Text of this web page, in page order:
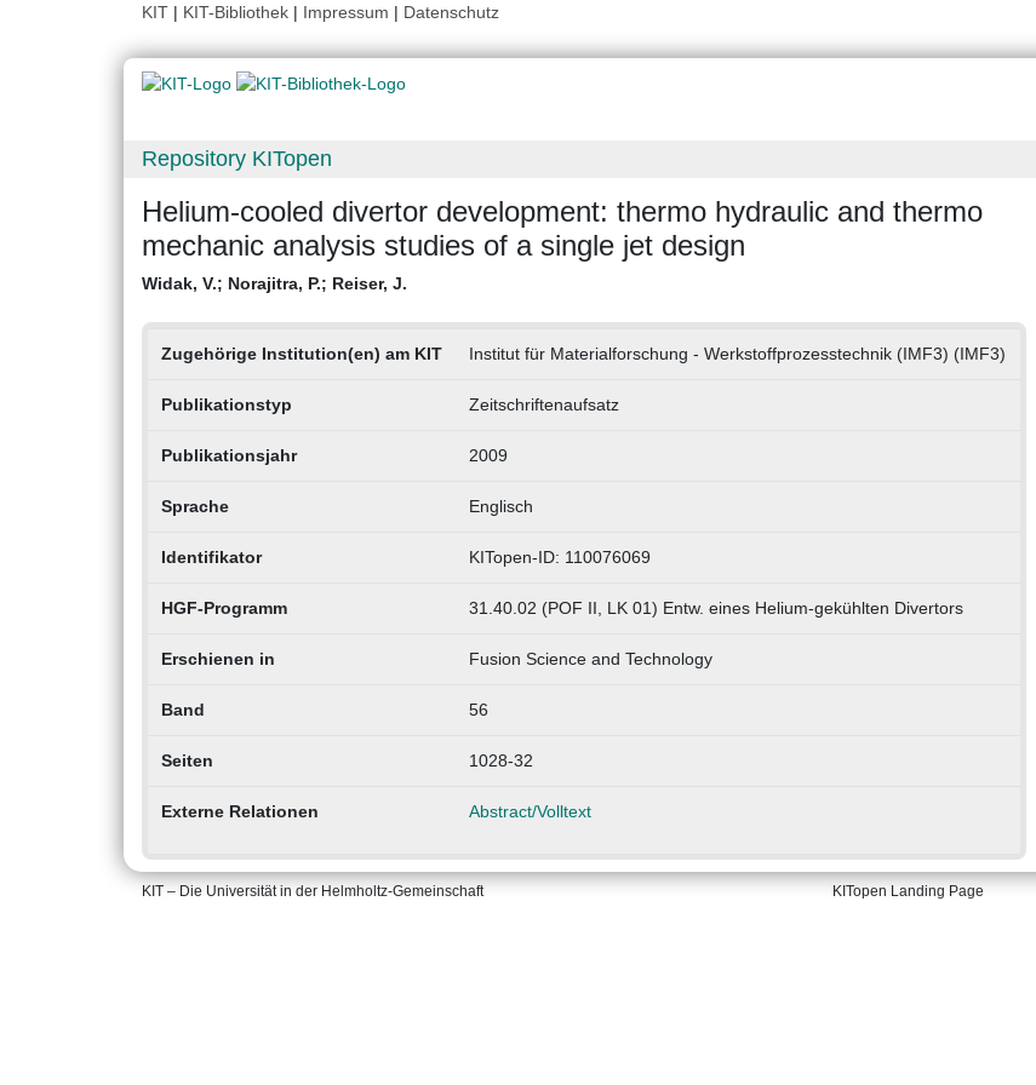
KIT | KIT-Bibliothek | Impressum | Datenschutz
Repository KITopen
Helium-cooled divertor development: thermo hydraulic and thermo
mechanic analysis studies of a single jet design
Widak, V.; Norajitra, P.; Reiser, J.
Zugehörige Institution(en) am KIT Institut für Materialforschung - Werkstoffprozesstechnik (IMF3) (IMF3)
Publikationstyp Zeitschriftenaufsatz
Publikationsjahr 2009
Sprache Englisch
Identifikator KITopen-ID: 110076069
HGF-Programm 31.40.02 (POF II, LK 01) Entw. eines Helium-gekühlten Divertors
Erschienen in Fusion Science and Technology
Band 56
Seiten 1028-32
Externe Relationen Abstract/Volltext
KIT – Die Universität in der Helmholtz-Gemeinschaft KITopen Landing Page